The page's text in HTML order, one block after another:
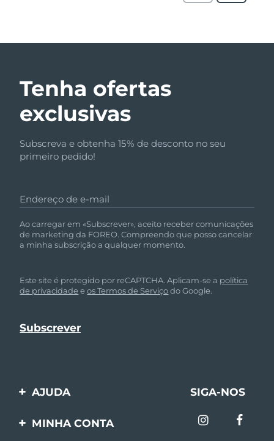
Tenha ofertas
exclusivas
Subscreva e obtenha 15% de desconto no seu
primeiro pedido!
Endereço de e-mail
Ao carregar em «Subscrever», aceito receber comunicações
de marketing da FOREO. Compreendo que posso cancelar
a minha subscrição a qualquer momento.
Este site é protegido por reCAPTCHA. Aplicam-se a política
de privacidade eos Termos de Serviçodo Google.
AJUDA
Entre em contato
SIGA-NOS
MINHA CONTA